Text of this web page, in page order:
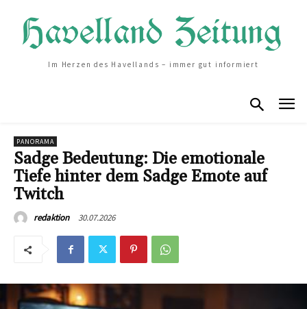
Im Herzen des Havellands – immer gut informiert
PANORAMA
Sadge Bedeutung: Die emotionale
Tiefe hinter dem Sadge Emote auf
Twitch
redaktion 30.07.2026